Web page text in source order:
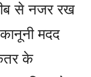
से नजर रख
मदद
के